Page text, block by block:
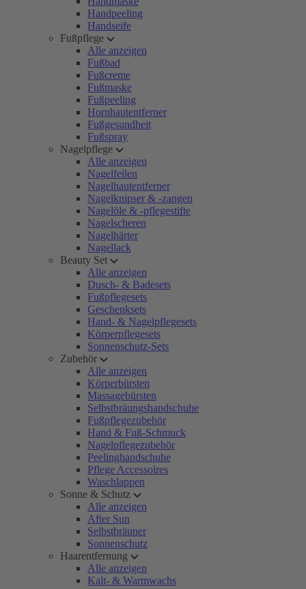
Handpeeling
Handseife
Fußpflege
Alle anzeigen
Fußbad
Fußcreme
Fußmaske
Fußpeeling
Hornhautentferner
Fußgesundheit
Fußspray
Nagelpflege
Alle anzeigen
Nagelfeilen
Nagelhautentferner
Nagelknipser & -zangen
Nagelöle & -pflegestifte
Nagelscheren
Nagelhärter
Nagellack
Beauty Set
Alle anzeigen
Dusch- & Badesets
Fußpflegesets
Geschenksets
Hand- & Nagelpflegesets
Körperpflegesets
Sonnenschutz-Sets
Zubehör
Alle anzeigen
Körperbürsten
Massagebürsten
Selbstbräungshandschuhe
Fußpflegezubehör
Hand & Fuß-Schmuck
Nagelpflegezubehör
Peelinghandschuhe
Pflege Accessoires
Waschlappen
Sonne & Schutz
Alle anzeigen
After Sun
Selbstbräuner
Sonnenschutz
Haarentfernung
Alle anzeigen
Kalt- & Warmwachs